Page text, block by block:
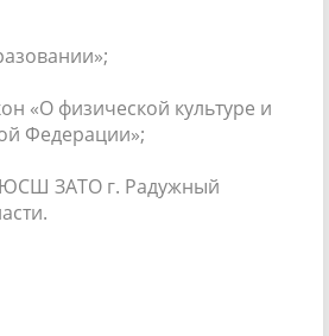
«О физической культуре и
Федерации»;
ЗАТО г. Радужный